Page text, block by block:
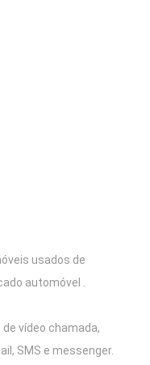
usados de
automóvel .
vídeo chamada,
SMS e messenger.